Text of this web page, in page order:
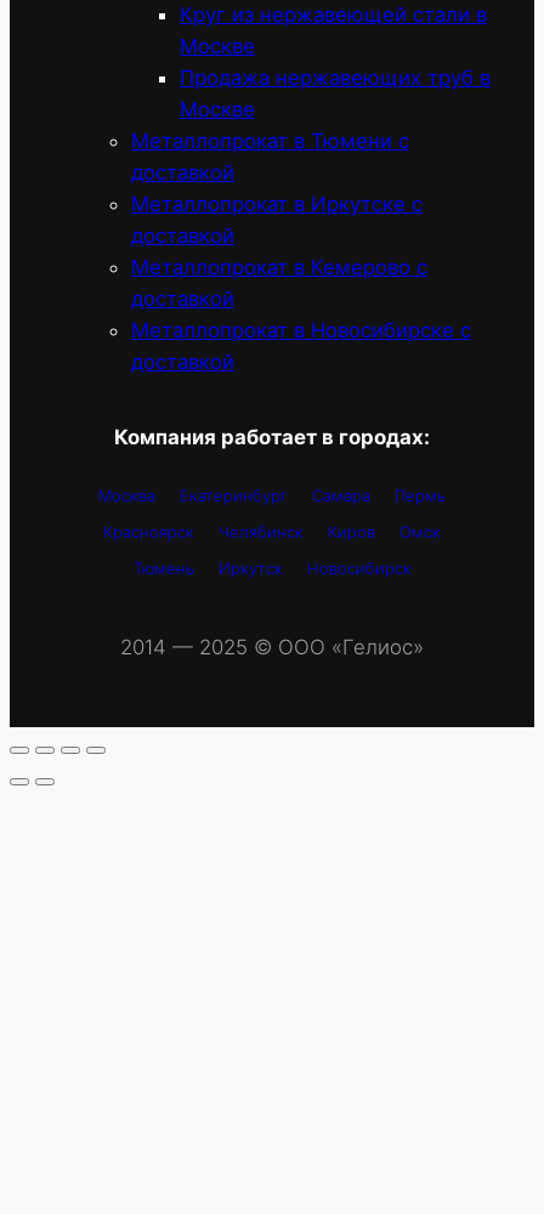
Круг из нержавеющей стали в
Москве
Продажа нержавеющих труб в
Москве
Металлопрокат в Тюмени с
доставкой
Металлопрокат в Иркутске с
доставкой
Металлопрокат в Кемерово с
доставкой
Металлопрокат в Новосибирске с
доставкой
Компания работает в городах:
Москва Екатеринбург Самара
Пермь
Красноярск
Челябинск Киров
Омск
Тюмень
Иркутск Новосибирск
2014 — 2025 © OOO «Гелиос»